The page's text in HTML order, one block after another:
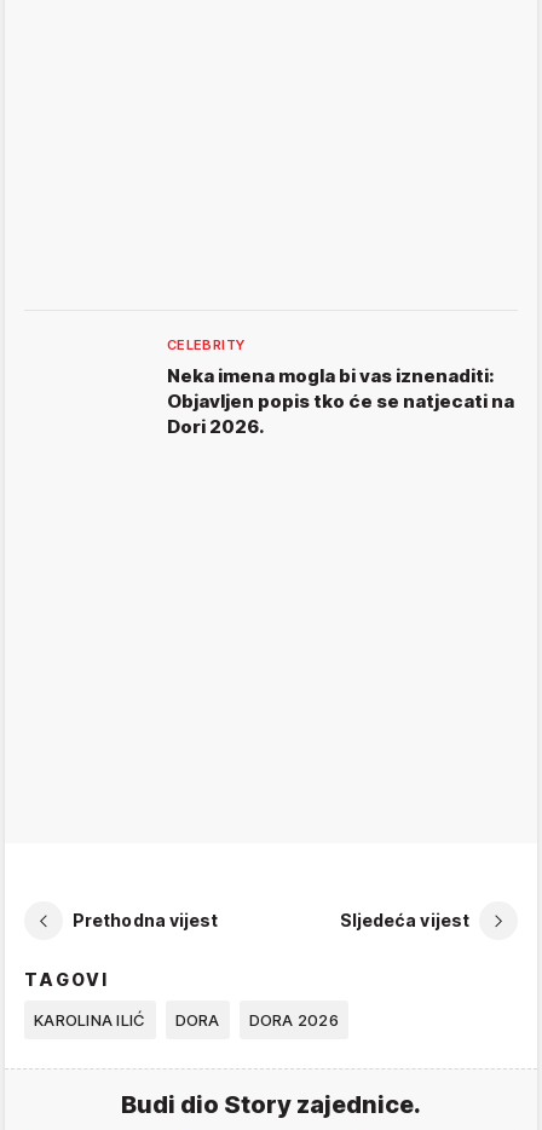
CELEBRITY
Neka imena mogla bi vas iznenaditi:
Objavljen popis tko će se natjecati na
Dori 2026.
Prethodna vijest Sljedeća vijest
TAGOVI
KAROLINA ILIĆ DORA DORA 2026
Budi dio Story zajednice.